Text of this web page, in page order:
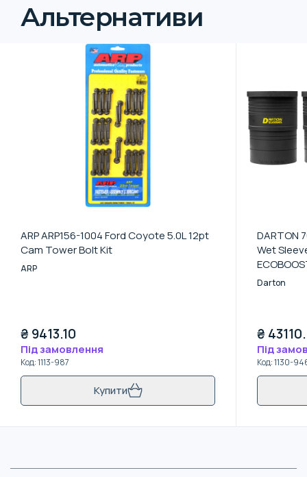
Альтернативи
ARP ARP156-1004 Ford Coyote 5.0L 12pt
Cam Tower Bolt Kit
ARP
₴ 9413.10
Під замовлення
Код:1113-987
Купити
DARTON
Wet
Darton
₴
Під
Код:1130-